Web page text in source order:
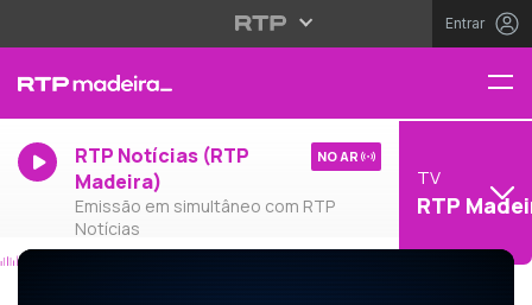
Entrar
RTP Notícias (RTP
Madeira)
Emissão em simultâneo com RTP
Notícias
NO AR
TV
RTP